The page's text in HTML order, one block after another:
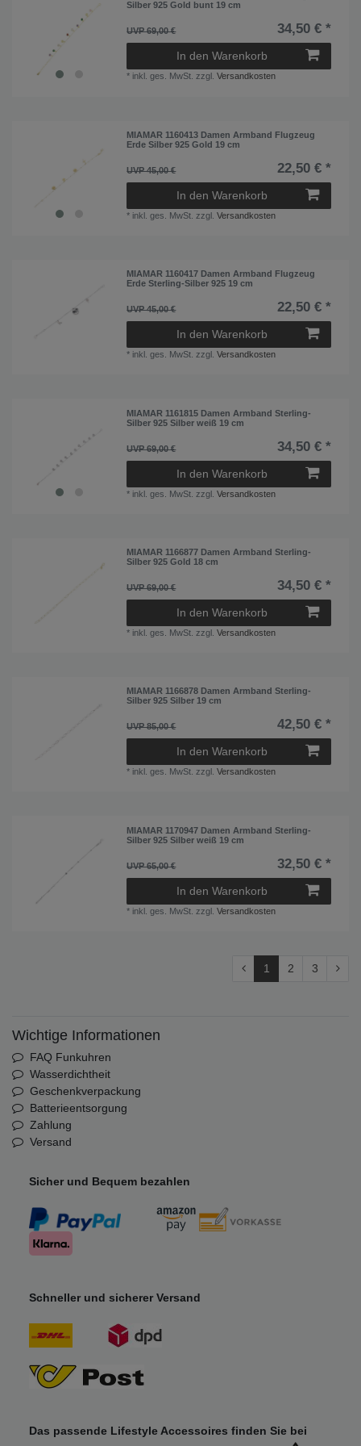
Silber 925 Gold bunt 19 cm
UVP 69,00 € 34,50 € *
In den Warenkorb
* inkl. ges. MwSt. zzgl.Versandkosten
MIAMAR 1160413 Damen Armband Flugzeug
Erde Silber 925 Gold 19 cm
UVP 45,00 € 22,50 € *
In den Warenkorb
* inkl. ges. MwSt. zzgl.Versandkosten
MIAMAR 1160417 Damen Armband Flugzeug
Erde Sterling-Silber 925 19 cm
UVP 45,00 € 22,50 € *
In den Warenkorb
* inkl. ges. MwSt. zzgl.Versandkosten
MIAMAR 1161815 Damen Armband Sterling-
Silber 925 Silber weiß 19 cm
UVP 69,00 € 34,50 € *
In den Warenkorb
* inkl. ges. MwSt. zzgl.Versandkosten
MIAMAR 1166877 Damen Armband Sterling-
Silber 925 Gold 18 cm
UVP 69,00 € 34,50 € *
In den Warenkorb
* inkl. ges. MwSt. zzgl.Versandkosten
MIAMAR 1166878 Damen Armband Sterling-
Silber 925 Silber 19 cm
UVP 85,00 € 42,50 € *
In den Warenkorb
* inkl. ges. MwSt. zzgl.Versandkosten
MIAMAR 1170947 Damen Armband Sterling-
Silber 925 Silber weiß 19 cm
UVP 65,00 € 32,50 € *
In den Warenkorb
* inkl. ges. MwSt. zzgl.Versandkosten
1 2 3
Wichtige Informationen
FAQ Funkuhren
Wasserdichtheit
Geschenkverpackung
Batterieentsorgung
Zahlung
Versand
Sicher und Bequem bezahlen
Schneller und sicherer Versand
Das passende Lifestyle Accessoires finden Sie bei